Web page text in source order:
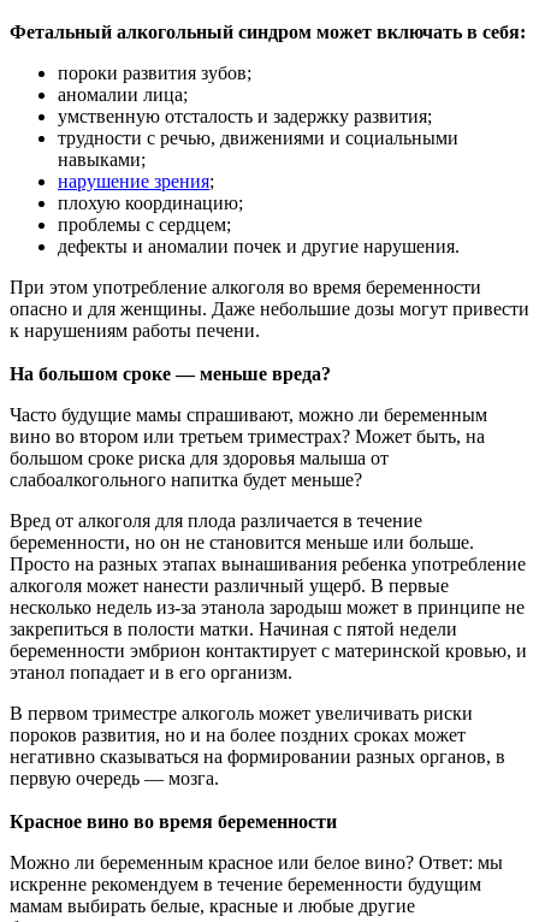
Фетальный алкогольный синдром может включать в себя:
пороки развития зубов;
аномалии лица;
умственную отсталость и задержку развития;
трудности с речью, движениями и социальными
навыками;
нарушение зрения;
плохую координацию;
проблемы с сердцем;
дефекты и аномалии почек и другие нарушения.
При этом употребление алкоголя во время беременности
опасно и для женщины. Даже небольшие дозы могут привести
к нарушениям работы печени.
На большом сроке — меньше вреда?
Часто будущие мамы спрашивают, можно ли беременным
вино во втором или третьем триместрах? Может быть, на
большом сроке риска для здоровья малыша от
слабоалкогольного напитка будет меньше?
Вред от алкоголя для плода различается в течение
беременности, но он не становится меньше или больше.
Просто на разных этапах вынашивания ребенка употребление
алкоголя может нанести различный ущерб. В первые
несколько недель из-за этанола зародыш может в принципе не
закрепиться в полости матки. Начиная с пятой недели
беременности эмбрион контактирует с материнской кровью, и
этанол попадает и в его организм.
В первом триместре алкоголь может увеличивать риски
пороков развития, но и на более поздних сроках может
негативно сказываться на формировании разных органов, в
первую очередь — мозга.
Красное вино во время беременности
Можно ли беременным красное или белое вино? Ответ: мы
искренне рекомендуем в течение беременности будущим
мамам выбирать белые, красные и любые другие